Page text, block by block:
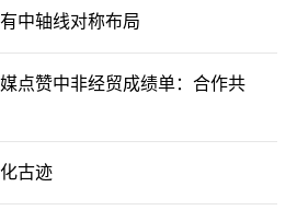
中轴线对称布局
点赞中非经贸成绩单：合作共
古迹